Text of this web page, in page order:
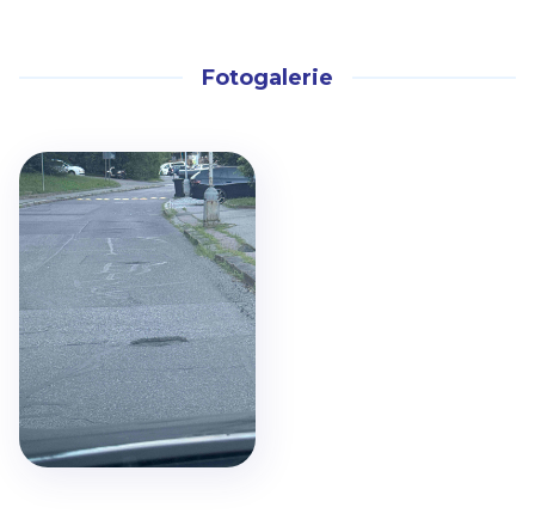
Fotogalerie